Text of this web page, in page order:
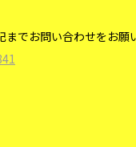
までお問い合わせをお願